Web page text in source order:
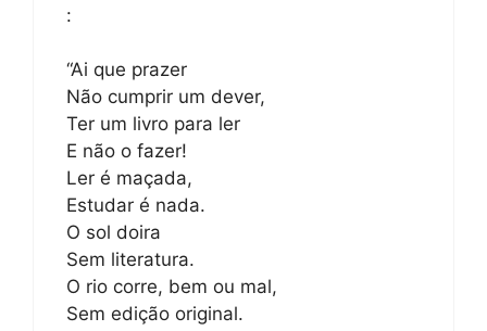
:
“Ai que prazer
Não cumprir um dever,
Ter um livro para ler
E não o fazer!
Ler é maçada,
Estudar é nada.
O sol doira
Sem literatura.
O rio corre, bem ou mal,
Sem edição original.